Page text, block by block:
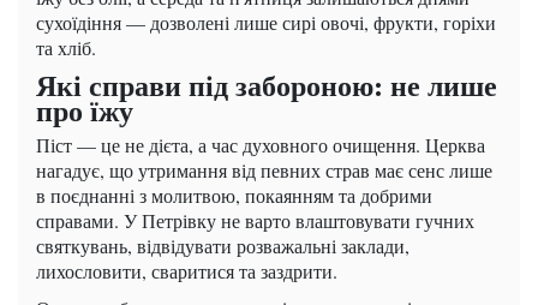
сухоїдіння — дозволені лише сирі овочі, фрукти, горіхи
та хліб.
Які справи під забороною: не лише
про їжу
Піст — це не дієта, а час духовного очищення. Церква
нагадує, що утримання від певних страв має сенс лише
в поєднанні з молитвою, покаянням та добрими
справами. У Петрівку не варто влаштовувати гучних
святкувань, відвідувати розважальні заклади,
лихословити, сваритися та заздрити.